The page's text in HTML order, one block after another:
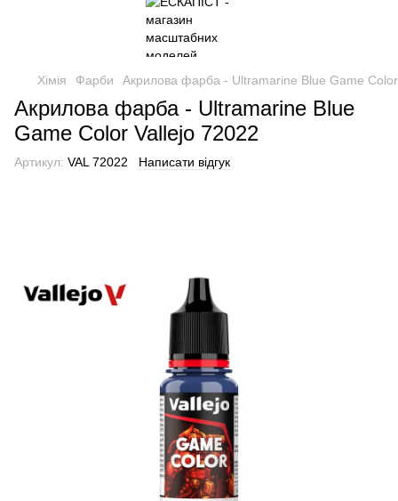
Хімія Фарби Акрилова фарба - Ultramarine Blue Game
Акрилова фарба - Ultramarine Blue
Game Color Vallejo 72022
Артикул: VAL 72022 Написати відгук